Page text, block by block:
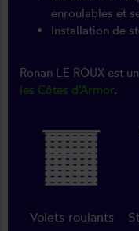
enroulables et
Installation de
Ronan LE ROUX est un
les Côtes d’Armor.
Volets roulants